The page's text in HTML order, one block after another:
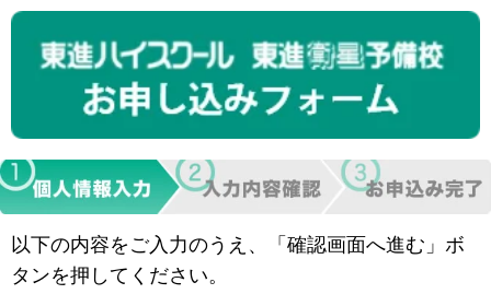
以下の内容をご入力のうえ、「確認画面へ進む」ボ
タンを押してください。